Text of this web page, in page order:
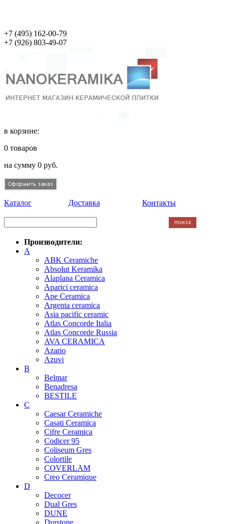
+7 (495) 162-00-79
+7 (926) 803-49-07
в корзине:
0 товаров
на сумму 0 руб.
Каталог Доставка Контакты
Производители:
A
ABK Ceramiche
Absolut Keramika
Alaplana Ceramica
Aparici ceramica
Ape Ceramica
Argenta ceramica
Asia pacific ceramic
Atlas Concorde Italia
Atlas Concorde Russia
AVA CERAMICA
Azario
Azuvi
B
Belmar
Benadresa
BESTILE
C
Caesar Ceramiche
Casati Ceramica
Cifre Ceramica
Codicer 95
Coliseum Gres
Colortile
COVERLAM
Creo Ceramique
D
Decocer
Dual Gres
DUNE
Durstone